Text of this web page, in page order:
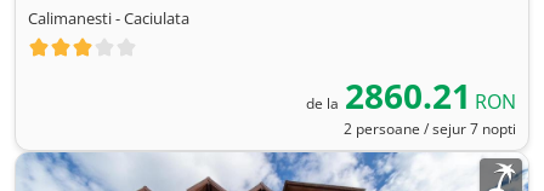
Calimanesti - Caciulata
de la 2860.21 RON
2 persoane / sejur 7 nopti